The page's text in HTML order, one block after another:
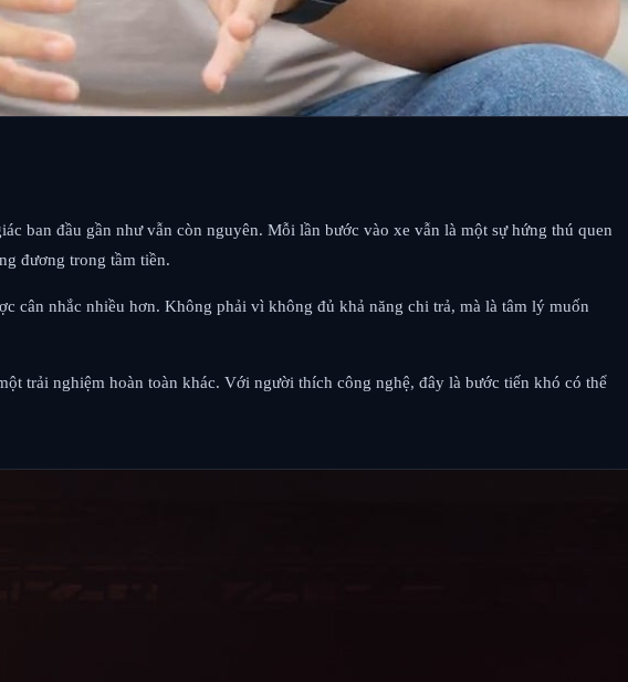
ban đầu gần như vẫn còn nguyên. Mỗi lần bước vào xe vẫn là một sự hứng thú quen
đương trong tầm tiền.
cân nhắc nhiều hơn. Không phải vì không đủ khả năng chi trả, mà là tâm lý muốn
trải nghiệm hoàn toàn khác. Với người thích công nghệ, đây là bước tiến khó có thể